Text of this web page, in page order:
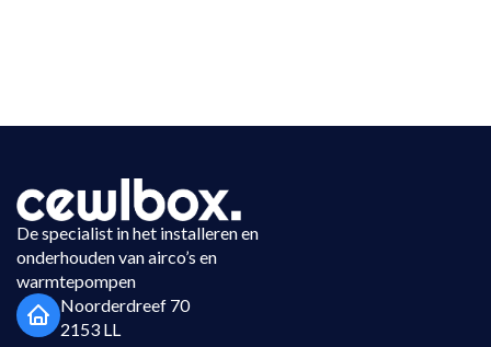
De specialist in het installeren en
onderhouden van airco’s en
warmtepompen
Noorderdreef 70
2153 LL